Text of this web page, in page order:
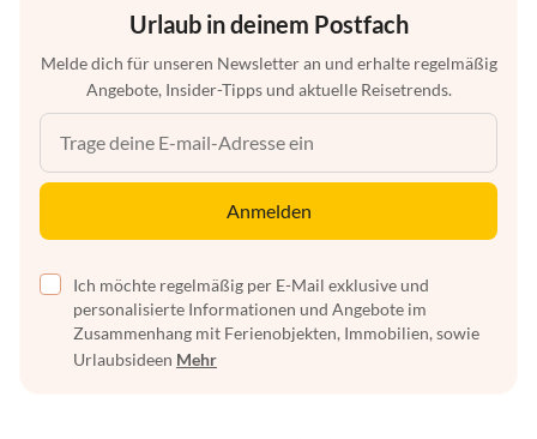
Urlaub in deinem Postfach
Melde dich für unseren Newsletter an und erhalte regelmäßig
Angebote, Insider-Tipps und aktuelle Reisetrends.
Anmelden
Ich möchte regelmäßig per E-Mail exklusive und
personalisierte Informationen und Angebote im
Zusammenhang mit Ferienobjekten, Immobilien, sowie
Urlaubsideen Mehr